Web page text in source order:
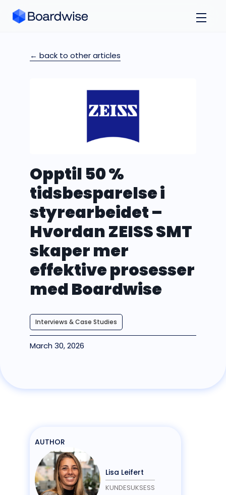
← back to other articles
Opptil 50 %
tidsbesparelse i
styrearbeidet –
Hvordan ZEISS SMT
skaper mer
effektive prosesser
med Boardwise
Interviews & Case Studies
March 30, 2026
AUTHOR
Lisa Leifert
KUNDESUKSESS